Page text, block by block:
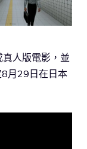
人版電影，並
8月29日在日本